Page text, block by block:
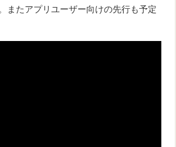
またアプリユーザー向けの先行も予定